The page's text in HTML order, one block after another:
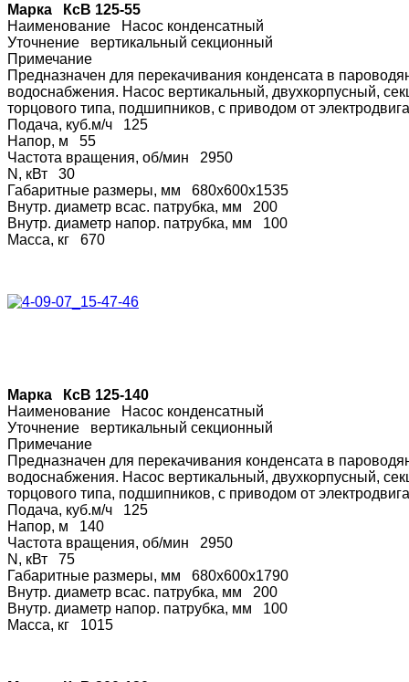
Марка КсВ 125-55
Наименование Насос конденсатный
Уточнение вертикальный секционный
Примечание
Предназначен для перекачивания конденсата в
водоснабжения. Насос вертикальный, двухкорпусный,
торцового типа, подшипников, с приводом от
Подача, куб.м/ч 125
Напор, м 55
Частота вращения, об/мин 2950
N, кВт 30
Габаритные размеры, мм 680х600х1535
Внутр. диаметр всас. патрубка, мм 200
Внутр. диаметр напор. патрубка, мм 100
Масса, кг 670
Марка КсВ 125-140
Наименование Насос конденсатный
Уточнение вертикальный секционный
Примечание
Предназначен для перекачивания конденсата в
водоснабжения. Насос вертикальный, двухкорпусный,
торцового типа, подшипников, с приводом от
Подача, куб.м/ч 125
Напор, м 140
Частота вращения, об/мин 2950
N, кВт 75
Габаритные размеры, мм 680х600х1790
Внутр. диаметр всас. патрубка, мм 200
Внутр. диаметр напор. патрубка, мм 100
Масса, кг 1015